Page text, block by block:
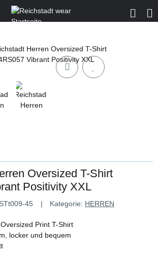
Oversized T-Shirt
Positivity XXL
45 Kategorie: HERREN
Print T-Shirt
locker und bequem